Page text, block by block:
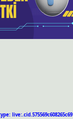
live:.cid.575569c608265c69